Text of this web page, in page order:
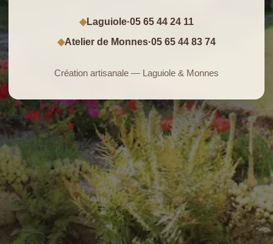
◆Laguiole·05 65 44 24 11
◆Atelier de Monnes·05 65 44 83 74
Création artisanale — Laguiole & Monnes